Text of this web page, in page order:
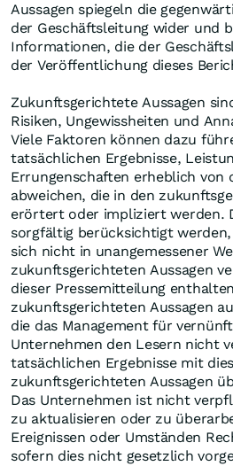
Aussagen spiegeln die
der Geschäftsleitung wider und
Informationen, die der
der Veröffentlichung dieses
Zukunftsgerichtete Aussagen
Risiken, Ungewissheiten und
Viele Faktoren können dazu
tatsächlichen Ergebnisse,
Errungenschaften erheblich von
abweichen, die in den
erörtert oder impliziert werden.
sorgfältig berücksichtigt
sich nicht in unangemessener
zukunftsgerichteten Aussagen
dieser Pressemitteilung
zukunftsgerichteten Aussagen
die das Management für
Unternehmen den Lesern nicht
tatsächlichen Ergebnisse mit
zukunftsgerichteten Aussagen
Das Unternehmen ist nicht
zu aktualisieren oder zu
Ereignissen oder Umständen
sofern dies nicht gesetzlich